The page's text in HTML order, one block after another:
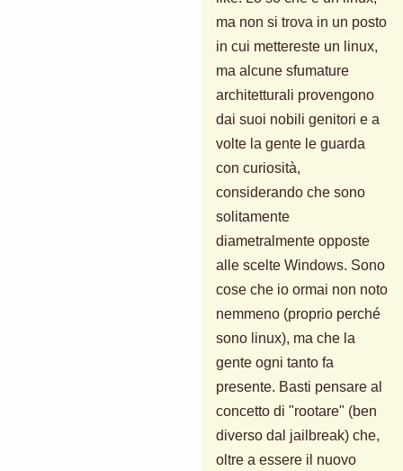
ma non si trova in un posto
in cui mettereste un linux,
ma alcune sfumature
architetturali provengono
dai suoi nobili genitori e a
volte la gente le guarda
con curiosità,
considerando che sono
solitamente
diametralmente opposte
alle scelte Windows. Sono
cose che io ormai non noto
nemmeno (proprio perché
sono linux), ma che la
gente ogni tanto fa
presente. Basti pensare al
concetto di "rootare" (ben
diverso dal jailbreak) che,
oltre a essere il nuovo